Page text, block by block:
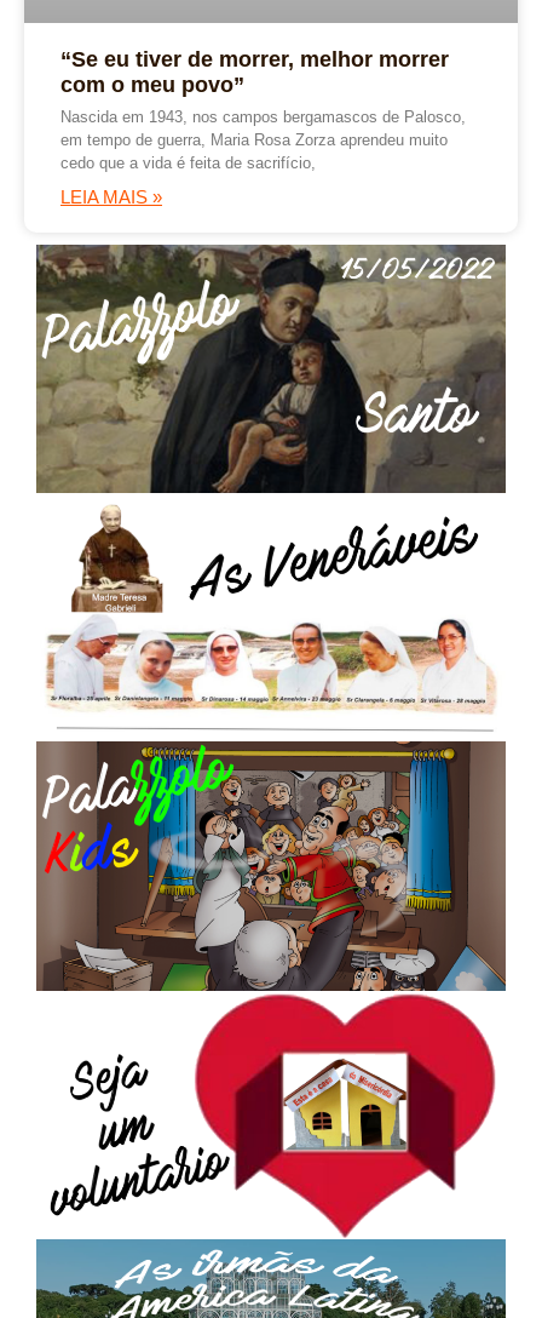
“Se eu tiver de morrer, melhor morrer
com o meu povo”
Nascida em 1943, nos campos bergamascos de Palosco,
em tempo de guerra, Maria Rosa Zorza aprendeu muito
cedo que a vida é feita de sacrifício,
LEIA MAIS »